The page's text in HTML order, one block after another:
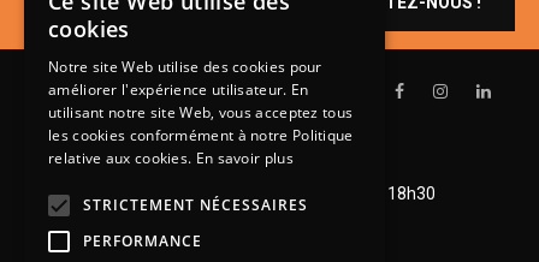
intéresse ?
Lundi de 14h à 18h30
Mardi à vendredi de 9h à 12h et de 14h à 18h30
cookies
Notre site Web utilise des cookies pour
améliorer l'expérience utilisateur. En
utilisant notre site Web, vous acceptez tous
les cookies conformément à notre Politique
relative aux cookies. En savoir plus
STRICTEMENT NÉCESSAIRES
PERFORMANCE